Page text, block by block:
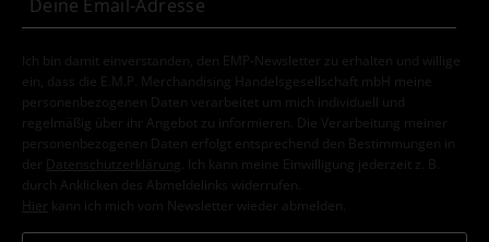
Ich bin damit einverstanden, den EMP-Newsletter zu erhalten und willige
ein, dass die E.M.P. Merchandising Handelsgesellschaft mbH meine
personenbezogenen Daten verarbeitet um mich individuell und
regelmäßig über ihr Angebot zu informieren. Die Verarbeitung meiner
personenbezogenen Daten erfolgt entsprechend den Bestimmungen in
der
Datenschutzerklärung
. Ich kann meine Einwilligung jederzeit z. B.
durch Anklicken des Abmeldelinks widerrufen.
Hier kann ich mich vom Newsletter wieder abmelden.